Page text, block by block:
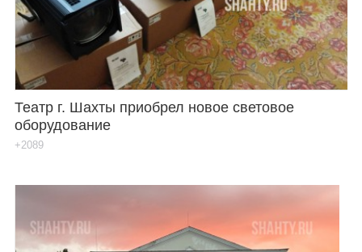
Театр г. Шахты приобрел новое световое
оборудование
+2089